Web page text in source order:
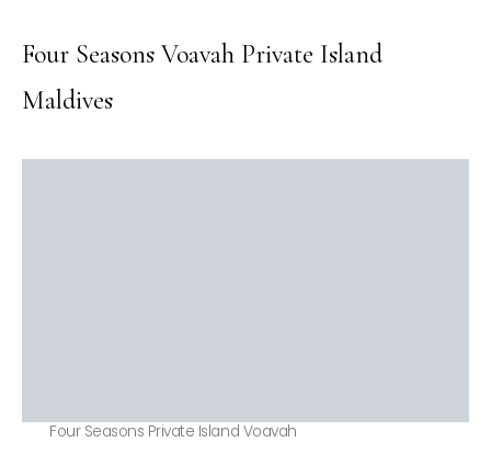
Four Seasons Voavah Private Island
Maldives
Four Seasons Private Island Voavah